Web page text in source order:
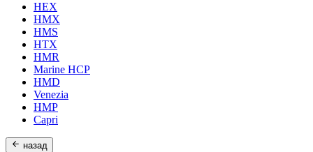
HEX
HMX
HMS
HTX
HMR
Marine HCP
HMD
Venezia
HMP
Capri
назад